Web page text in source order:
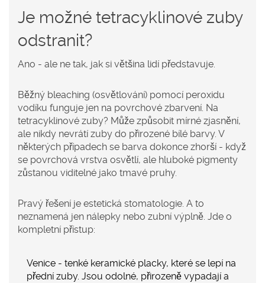
Je možné tetracyklinové zuby
odstranit?
Ano - ale ne tak, jak si většina lidí představuje.
Běžný bleaching (osvětlování) pomocí peroxidu
vodíku funguje jen na povrchové zbarvení. Na
tetracyklinové zuby? Může způsobit mírné zjasnění,
ale nikdy nevrátí zuby do přirozené bílé barvy. V
některých případech se barva dokonce zhorší - když
se povrchová vrstva osvětlí, ale hluboké pigmenty
zůstanou viditelné jako tmavé pruhy.
Pravý řešení je estetická stomatologie. A to
neznamená jen nálepky nebo zubní výplně. Jde o
kompletní přístup:
Venice - tenké keramické placky, které se lepí na
přední zuby. Jsou odolné, přirozeně vypadají a